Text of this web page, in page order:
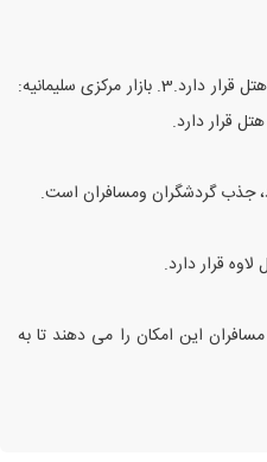
2. موزه سلیمانیه: موزه‌ ای که اشیاء باستانی و فرهنگی منطقه را به نمایش می‌ گذارد و در فاصله کمی از هتل قرار دارد.3. بازار مرکزی سلیمانیه:
قرار دارد.
این امکان را می‌ دهند تا به